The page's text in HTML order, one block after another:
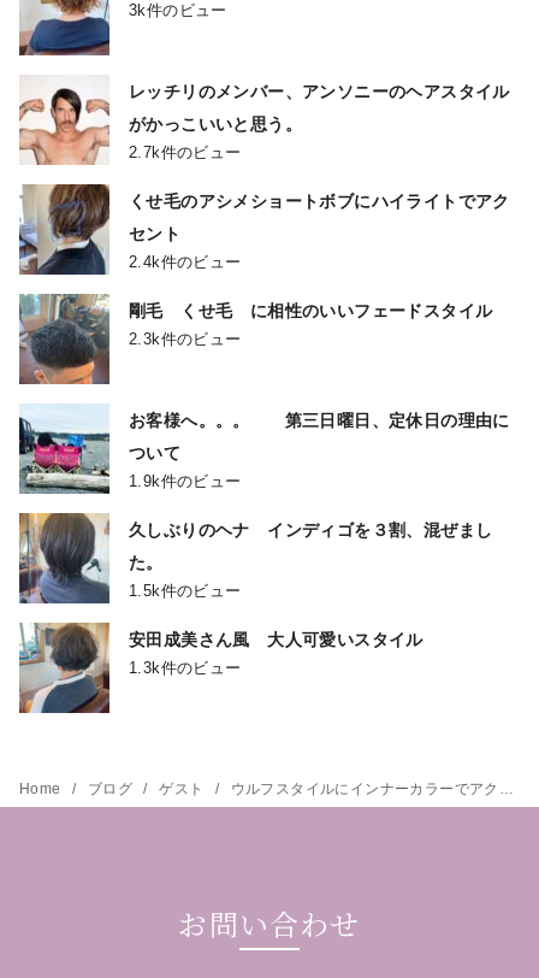
3k件のビュー
レッチリのメンバー、アンソニーのヘアスタイル
がかっこいいと思う。
2.7k件のビュー
くせ毛のアシメショートボブにハイライトでアク
セント
2.4k件のビュー
剛毛 くせ毛 に相性のいいフェードスタイル
2.3k件のビュー
お客様へ。。。 第三日曜日、定休日の理由に
ついて
1.9k件のビュー
久しぶりのヘナ インディゴを３割、混ぜまし
た。
1.5k件のビュー
安田成美さん風 大人可愛いスタイル
1.3k件のビュー
Home ブログ ゲスト ウルフスタイルにインナーカラーでアクセント
お問い合わせ